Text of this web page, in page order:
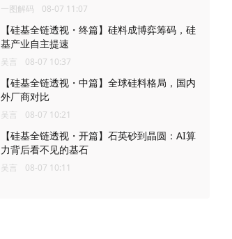
一图解码 08-07 11:07
【硅基全链透视・终篇】硅料成博弈筹码，硅
基产业自主提速
吴言 08-07 10:37
【硅基全链透视・中篇】全球硅料格局，国内
外厂商对比
吴言 08-07 10:21
【硅基全链透视・开篇】石英砂到晶圆：AI算
力背后看不见的基石
吴言 08-07 10:11